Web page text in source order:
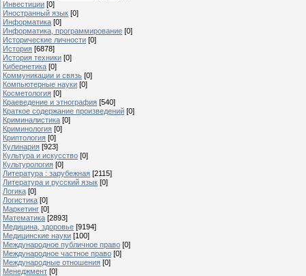
Инвестиции [0]
Иностранный язык [0]
Информатика [0]
Информатика, программирование [0]
Исторические личности [0]
История [6878]
История техники [0]
Кибернетика [0]
Коммуникации и связь [0]
Компьютерные науки [0]
Косметология [0]
Краеведение и этнография [540]
Краткое содержание произведений [0]
Криминалистика [0]
Криминология [0]
Криптология [0]
Кулинария [923]
Культура и искусство [0]
Культурология [0]
Литература : зарубежная [2115]
Литература и русский язык [0]
Логика [0]
Логистика [0]
Маркетинг [0]
Математика [2893]
Медицина, здоровье [9194]
Медицинские науки [100]
Международное публичное право [0]
Международное частное право [0]
Международные отношения [0]
Менеджмент [0]